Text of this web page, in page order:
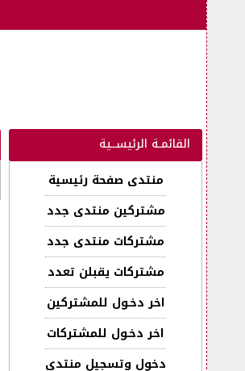
القائمـة الرئيســية
منتدى صفحة رئيسية
مشتركين منتدى جدد
مشتركات منتدى جدد
مشتركات يقبلن تعدد
اخر دخـول للمشتركين
اخر دخـول للمشتركات
دخول وتسجيل منتدى